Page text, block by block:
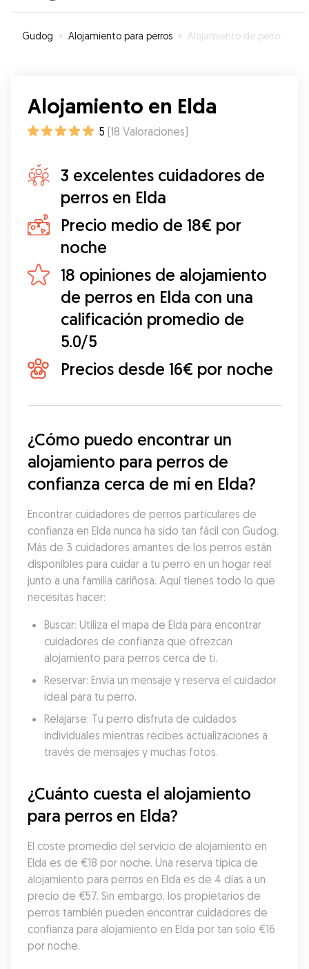
Gudog » Alojamiento para perros » Alojamiento de perros en Elda
Alojamiento en Elda
5 (18 Valoraciones)
3 excelentes cuidadores de
perros en Elda
Precio medio de 18€ por
noche
18 opiniones de alojamiento
de perros en Elda con una
calificación promedio de
5.0/5
Precios desde 16€ por noche
¿Cómo puedo encontrar un
alojamiento para perros de
confianza cerca de mí en Elda?
Encontrar cuidadores de perros particulares de
confianza en Elda nunca ha sido tan fácil con Gudog.
Más de 3 cuidadores amantes de los perros están
disponibles para cuidar a tu perro en un hogar real
junto a una familia cariñosa. Aquí tienes todo lo que
necesitas hacer:
Buscar: Utiliza el mapa de Elda para encontrar
cuidadores de confianza que ofrezcan
alojamiento para perros cerca de ti.
Reservar: Envía un mensaje y reserva el cuidador
ideal para tu perro.
Relajarse: Tu perro disfruta de cuidados
individuales mientras recibes actualizaciones a
través de mensajes y muchas fotos.
¿Cuánto cuesta el alojamiento
para perros en Elda?
El coste promedio del servicio de alojamiento en
Elda es de €18 por noche. Una reserva típica de
alojamiento para perros en Elda es de 4 días a un
precio de €57. Sin embargo, los propietarios de
perros también pueden encontrar cuidadores de
confianza para alojamiento en Elda por tan solo €16
por noche.